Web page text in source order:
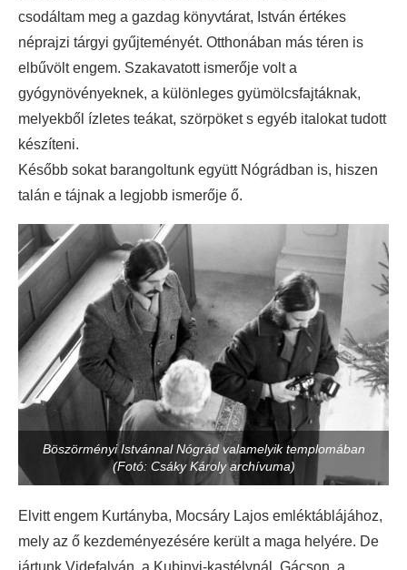
csodáltam meg a gazdag könyvtárat, István értékes
néprajzi tárgyi gyűjteményét. Otthonában más téren is
elbűvölt engem. Szakavatott ismerője volt a
gyógynövényeknek, a különleges gyümölcsfajtáknak,
melyekből ízletes teákat, szörpöket s egyéb italokat tudott
készíteni.
Később sokat barangoltunk együtt Nógrádban is, hiszen
talán e tájnak a legjobb ismerője ő.
Böszörményi Istvánnal Nógrád valamelyik templomában
(Fotó: Csáky Károly archívuma)
Elvitt engem Kurtányba, Mocsáry Lajos emléktáblájához,
mely az ő kezdeményezésére került a maga helyére. De
jártunk Videfalván, a Kubinyi-kastélynál, Gácson, a